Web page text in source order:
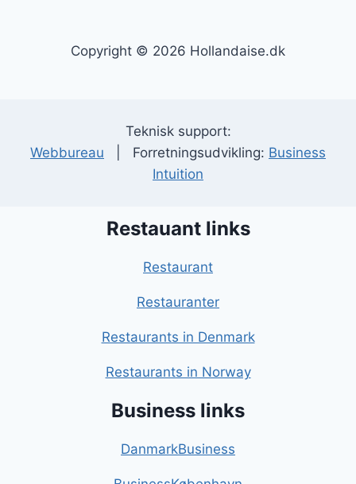
Copyright © 2026 Hollandaise.dk
Teknisk support:
Webbureau | Forretningsudvikling: Business
Intuition
Restauant links
Restaurant
Restauranter
Restaurants in Denmark
Restaurants in Norway
Business links
DanmarkBusiness